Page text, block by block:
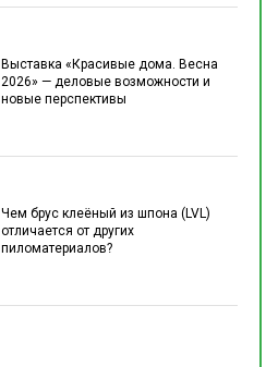
Выставка «Красивые дома. Весна
2026» — деловые возможности и
новые перспективы
Чем брус клеёный из шпона (LVL)
отличается от других
пиломатериалов?